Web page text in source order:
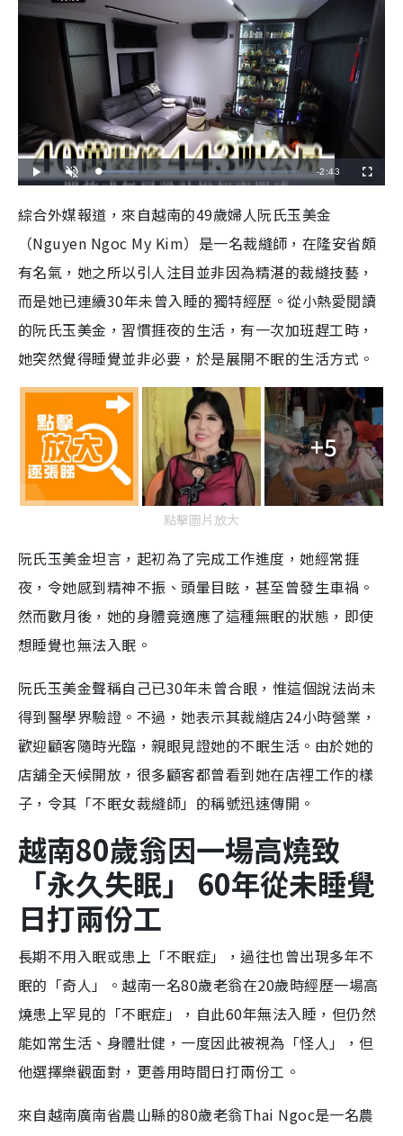
l
n
t
e
L
o
e
d
9
8
8
R
a
i
n
i
n
g
T
i
m
e
-2:43
u
e
e
綜合外媒報道，來自越南的49歲婦人阮氏玉美金
（Nguyen Ngoc My Kim）是一名裁縫師，在隆安省頗
有名氣，她之所以引人注目並非因為精湛的裁縫技藝，
而是她已連續30年未曾入睡的獨特經歷。從小熱愛閱讀
的阮氏玉美金，習慣捱夜的生活，有一次加班趕工時，
她突然覺得睡覺並非必要，於是展開不眠的生活方式。
+5
點擊圖片放大
阮氏玉美金坦言，起初為了完成工作進度，她經常捱
夜，令她感到精神不振、頭暈目眩，甚至曾發生車禍。
然而數月後，她的身體竟適應了這種無眠的狀態，即使
想睡覺也無法入眠。
阮氏玉美金聲稱自己已30年未曾合眼，惟這個說法尚未
得到醫學界驗證。不過，她表示其裁縫店24小時營業，
歡迎顧客隨時光臨，親眼見證她的不眠生活。由於她的
店舖全天候開放，很多顧客都曾看到她在店裡工作的樣
子，令其「不眠女裁縫師」的稱號迅速傳開。
越南80歲翁因一場高燒致
「永久失眠」 60年從未睡覺
日打兩份工
長期不用入眠或患上「不眠症」，過往也曾出現多年不
眠的「奇人」。越南一名80歲老翁在20歲時經歷一場高
燒患上罕見的「不眠症」，自此60年無法入睡，但仍然
能如常生活、身體壯健，一度因此被視為「怪人」，但
他選擇樂觀面對，更善用時間日打兩份工。
來自越南廣南省農山縣的80歲老翁Thai Ngoc是一名農